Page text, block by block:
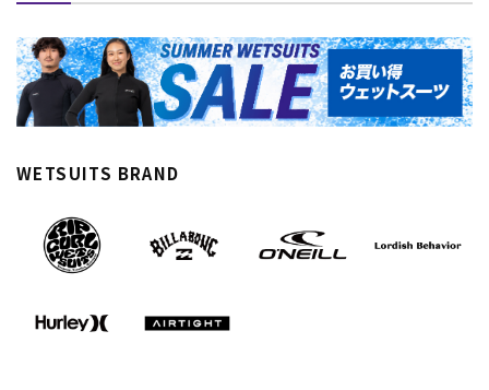
CATEGORY
スノーTOP
スケートTOP
WETSUITS BRAND